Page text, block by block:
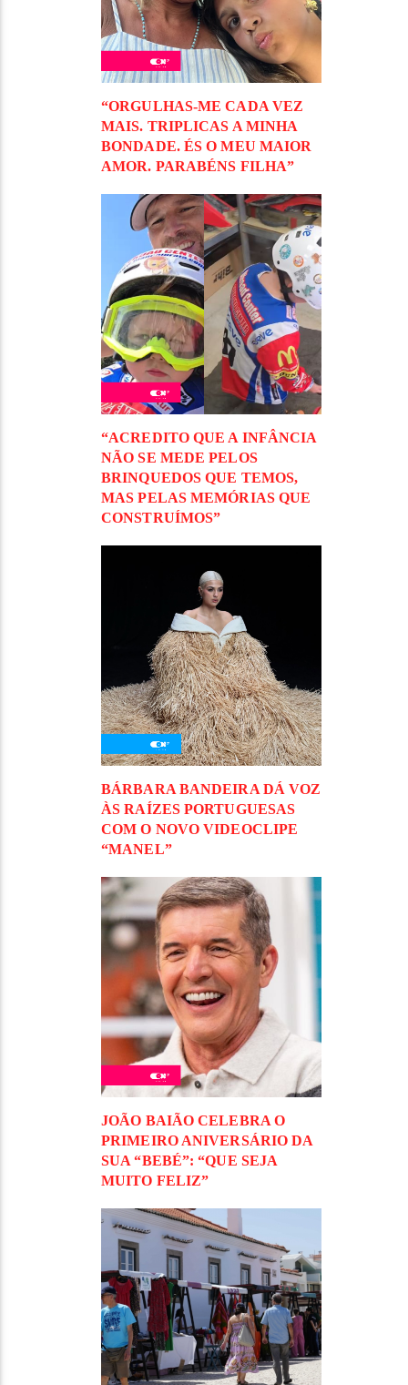
“ORGULHAS-ME CADA VEZ
MAIS. TRIPLICAS A MINHA
BONDADE. ÉS O MEU MAIOR
AMOR. PARABÉNS FILHA”
“ACREDITO QUE A INFÂNCIA
NÃO SE MEDE PELOS
BRINQUEDOS QUE TEMOS,
MAS PELAS MEMÓRIAS QUE
CONSTRUÍMOS”
BÁRBARA BANDEIRA DÁ VOZ
ÀS RAÍZES PORTUGUESAS
COM O NOVO VIDEOCLIPE
“MANEL”
JOÃO BAIÃO CELEBRA O
PRIMEIRO ANIVERSÁRIO DA
SUA “BEBÉ”: “QUE SEJA
MUITO FELIZ”